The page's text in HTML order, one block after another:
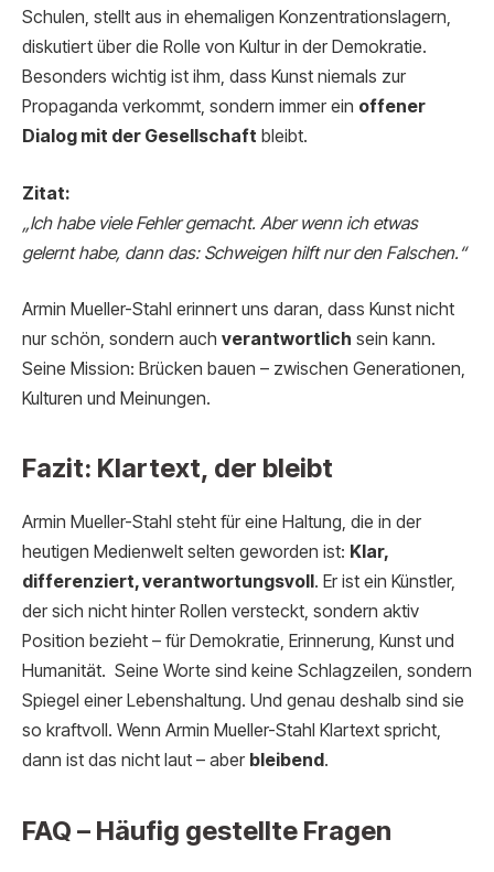
Schulen, stellt aus in ehemaligen Konzentrationslagern,
diskutiert über die Rolle von Kultur in der Demokratie.
Besonders wichtig ist ihm, dass Kunst niemals zur
Propaganda verkommt, sondern immer ein offener
Dialog mit der Gesellschaft bleibt.
Zitat:
„Ich habe viele Fehler gemacht. Aber wenn ich etwas
gelernt habe, dann das: Schweigen hilft nur den Falschen.“
Armin Mueller-Stahl erinnert uns daran, dass Kunst nicht
nur schön, sondern auch verantwortlich sein kann.
Seine Mission: Brücken bauen – zwischen Generationen,
Kulturen und Meinungen.
Fazit: Klartext, der bleibt
Armin Mueller-Stahl steht für eine Haltung, die in der
heutigen Medienwelt selten geworden ist: Klar,
differenziert, verantwortungsvoll . Er ist ein Künstler,
der sich nicht hinter Rollen versteckt, sondern aktiv
Position bezieht – für Demokratie, Erinnerung, Kunst und
Humanität. Seine Worte sind keine Schlagzeilen, sondern
Spiegel einer Lebenshaltung. Und genau deshalb sind sie
so kraftvoll. Wenn Armin Mueller-Stahl Klartext spricht,
dann ist das nicht laut – aber bleibend .
FAQ – Häufig gestellte Fragen